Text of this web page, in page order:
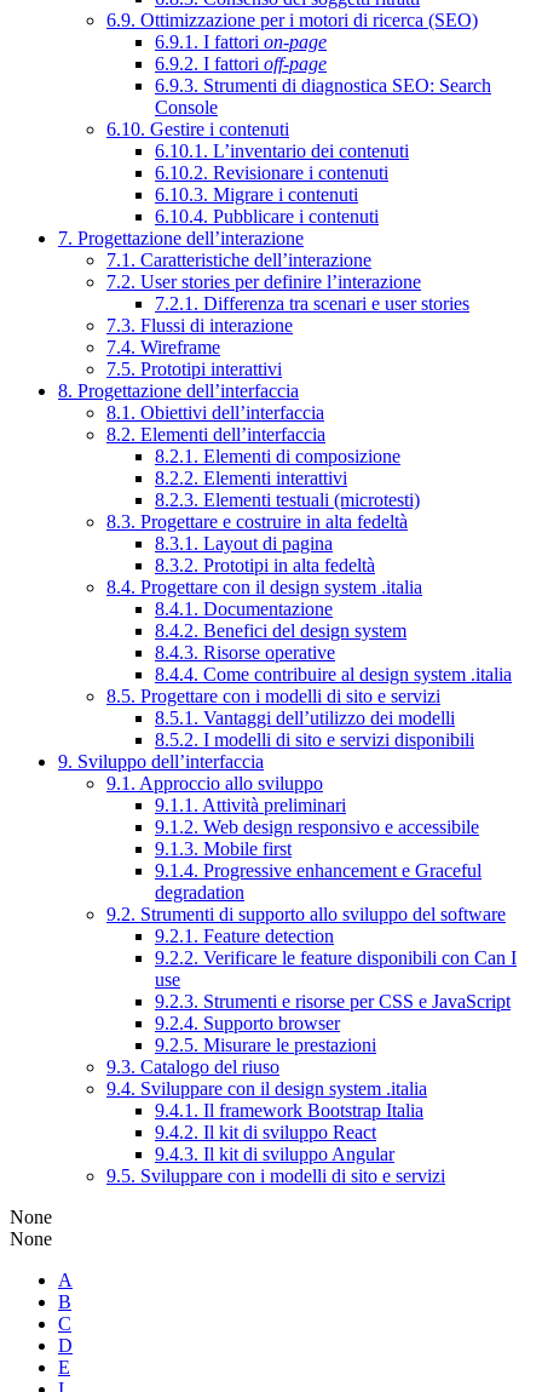
6.9. Ottimizzazione per i motori di ricerca (SEO)
6.9.1. I fattori on-page
6.9.2. I fattori off-page
6.9.3. Strumenti di diagnostica SEO: Search
Console
6.10. Gestire i contenuti
6.10.1. L’inventario dei contenuti
6.10.2. Revisionare i contenuti
6.10.3. Migrare i contenuti
6.10.4. Pubblicare i contenuti
7. Progettazione dell’interazione
7.1. Caratteristiche dell’interazione
7.2. User stories per definire l’interazione
7.2.1. Differenza tra scenari e user stories
7.3. Flussi di interazione
7.4. Wireframe
7.5. Prototipi interattivi
8. Progettazione dell’interfaccia
8.1. Obiettivi dell’interfaccia
8.2. Elementi dell’interfaccia
8.2.1. Elementi di composizione
8.2.2. Elementi interattivi
8.2.3. Elementi testuali (microtesti)
8.3. Progettare e costruire in alta fedeltà
8.3.1. Layout di pagina
8.3.2. Prototipi in alta fedeltà
8.4. Progettare con il design system .italia
8.4.1. Documentazione
8.4.2. Benefici del design system
8.4.3. Risorse operative
8.4.4. Come contribuire al design system .italia
8.5. Progettare con i modelli di sito e servizi
8.5.1. Vantaggi dell’utilizzo dei modelli
8.5.2. I modelli di sito e servizi disponibili
9. Sviluppo dell’interfaccia
9.1. Approccio allo sviluppo
9.1.1. Attività preliminari
9.1.2. Web design responsivo e accessibile
9.1.3. Mobile first
9.1.4. Progressive enhancement e Graceful
degradation
9.2. Strumenti di supporto allo sviluppo del software
9.2.1. Feature detection
9.2.2. Verificare le feature disponibili con Can I
use
9.2.3. Strumenti e risorse per CSS e JavaScript
9.2.4. Supporto browser
9.2.5. Misurare le prestazioni
9.3. Catalogo del riuso
9.4. Sviluppare con il design system .italia
9.4.1. Il framework Bootstrap Italia
9.4.2. Il kit di sviluppo React
9.4.3. Il kit di sviluppo Angular
9.5. Sviluppare con i modelli di sito e servizi
None
None
A
B
C
D
E